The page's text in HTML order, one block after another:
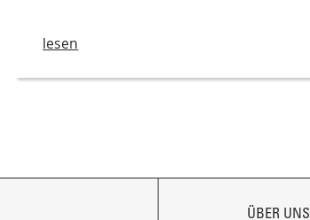
lesen
ÜBERSPRINGEN
ÜBER UNS